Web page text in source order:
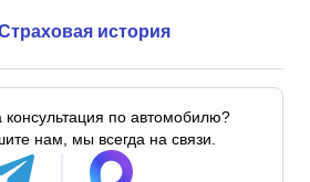
история
консультация по автомобилю?
нам, мы всегда на связи.